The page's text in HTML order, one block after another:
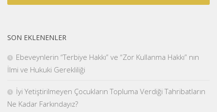
SON EKLENENLER
Ebeveynlerin “Terbiye Hakkı” ve “Zor Kullanma Hakkı” nın
İlmi ve Hukuki Gerekliliği
İyi Yetiştirilmeyen Çocukların Topluma Verdiği Tahribatların
Ne Kadar Farkındayız?